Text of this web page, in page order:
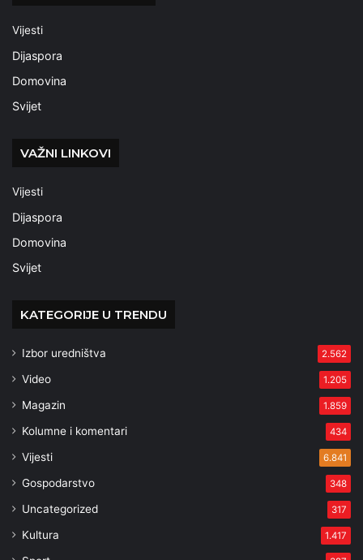
Vijesti
Dijaspora
Domovina
Svijet
VAŽNI LINKOVI
Vijesti
Dijaspora
Domovina
Svijet
KATEGORIJE U TRENDU
Izbor uredništva 2.562
Video 1.205
Magazin 1.859
Kolumne i komentari 434
Vijesti 6.841
Gospodarstvo 348
Uncategorized 317
Kultura 1.417